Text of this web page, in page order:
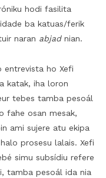
hodi fasilita
ba katuas/ferik
naran abjad nian.
entrevista ho Xefi
katak, iha loron
tebes tamba pesoál
fahe osan mesak,
ami sujere atu ekipa
prosesu lalais. Xefi
simu subsídiu refere
tamba pesoál ida nia